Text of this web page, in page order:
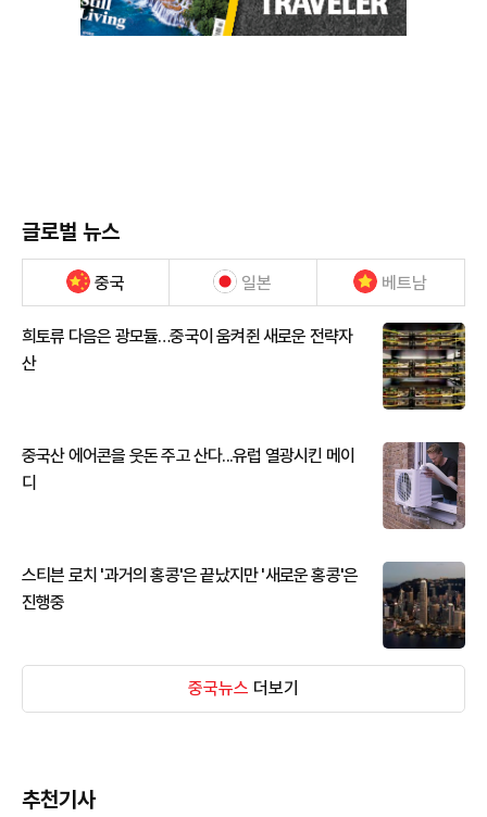
글로벌 뉴스
중국 일본 베트남
희토류 다음은 광모듈…중국이 움켜쥔 새로운 전략자
산
중국산 에어콘을 웃돈 주고 산다...유럽 열광시킨 메이
디
스티븐 로치 '과거의 홍콩'은 끝났지만 '새로운 홍콩'은
진행중
중국뉴스 더보기
추천기사